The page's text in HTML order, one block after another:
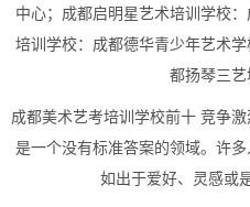
中心；成都启明星艺术培训学校
培训学校：成都德华青少年艺术
都扬琴三艺
成都美术艺考培训学校前十 竞争
是一个没有标准答案的领域。许
如出于爱好、灵感或